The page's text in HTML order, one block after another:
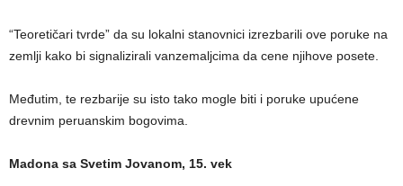
“Teoretičari tvrde” da su lokalni stanovnici izrezbarili ove poruke na
zemlji kako bi signalizirali vanzemaljcima da cene njihove posete.
Međutim, te rezbarije su isto tako mogle biti i poruke upućene
drevnim peruanskim bogovima.
Madona sa Svetim Jovanom, 15. vek